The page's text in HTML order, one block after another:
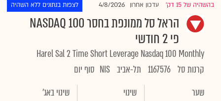
בהשהיה של 15 דק' |עדכון אחרון 4/8/2026 לצפות בנתונים ללא השהיה
הראל סל ממונפת בחסר NASDAQ 100
פי 2 חודשי
Harel Sal 2 Time Short Leverage Nasdaq 100 Monthly
קרנות סל 1167576 תל-אביב NIS סוף יום
שער
שינוי שינוי באג'